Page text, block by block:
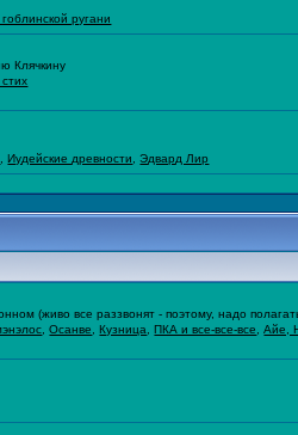
ругани
Клячкину
,Иудейские древности ,Эдвард Лир
(живо все раззвонят - поэтому, надо
,Осанве ,Кузница ,ПКА и все-все-все ,Айе,